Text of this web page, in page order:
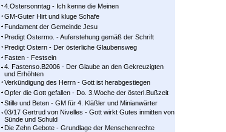
4.Ostersonntag - Ich kenne die Meinen
GM-Guter Hirt und kluge Schafe
Fundament der Gemeinde Jesu
Predigt Ostermo. - Auferstehung gemäß der Schrift
Predigt Ostern - Der österliche Glaubensweg
Fasten - Festsein
4. Fastenso.B2006 - Der Glaube an den Gekreuzigten
und Erhöhten
Verkündigung des Herrn - Gott ist herabgestiegen
Opfer die Gott gefallen - Do. 3.Woche der österl.Bußzeit
Stille und Beten - GM für 4. Kläßler und Minianwärter
03/17 Gertrud von Nivelles - Gott wirkt Gutes inmitten von
Sünde und Schuld
Die Zehn Gebote - Grundlage der Menschenrechte